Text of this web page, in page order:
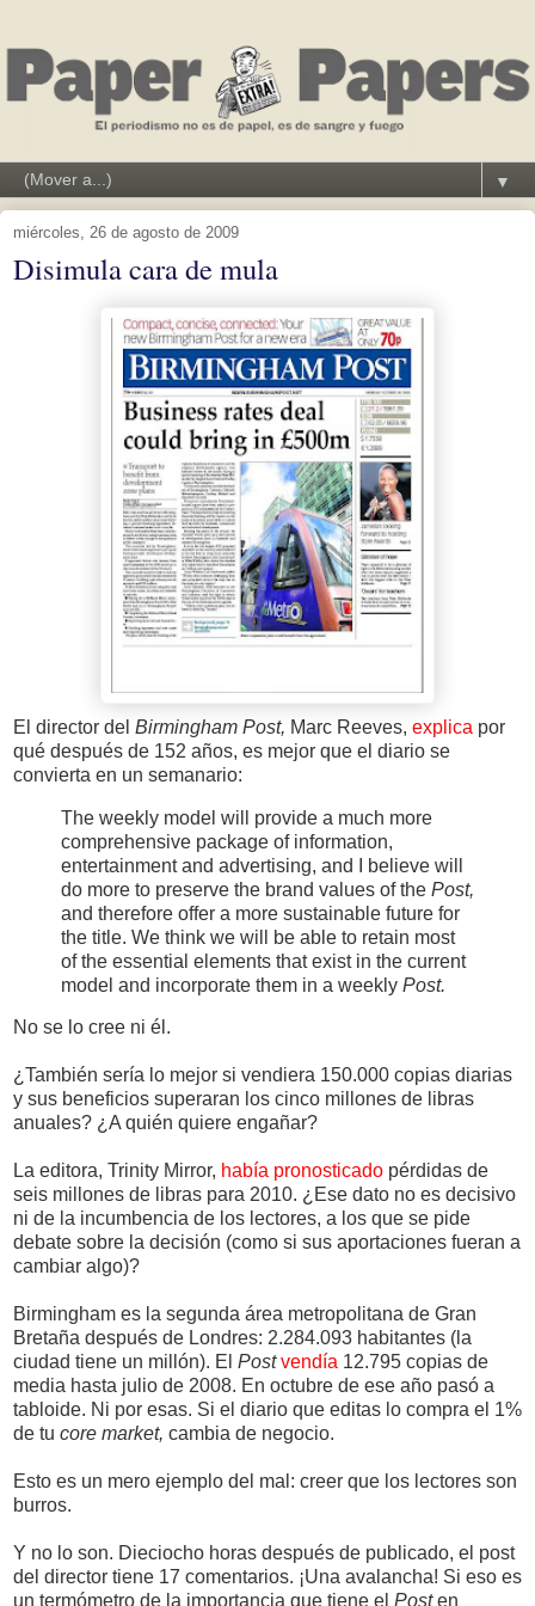
▼
miércoles, 26 de agosto de 2009
Disimula cara de mula
El director del Birmingham Post, Marc Reeves, explica por
qué después de 152 años, es mejor que el diario se
convierta en un semanario:
The weekly model will provide a much more
comprehensive package of information,
entertainment and advertising, and I believe will
do more to preserve the brand values of the Post,
and therefore offer a more sustainable future for
the title. We think we will be able to retain most
of the essential elements that exist in the current
model and incorporate them in a weekly Post.
No se lo cree ni él.
¿También sería lo mejor si vendiera 150.000 copias diarias
y sus beneficios superaran los cinco millones de libras
anuales? ¿A quién quiere engañar?
La editora, Trinity Mirror, había pronosticado pérdidas de
seis millones de libras para 2010. ¿Ese dato no es decisivo
ni de la incumbencia de los lectores, a los que se pide
debate sobre la decisión (como si sus aportaciones fueran a
cambiar algo)?
Birmingham es la segunda área metropolitana de Gran
Bretaña después de Londres: 2.284.093 habitantes (la
ciudad tiene un millón). El Post vendía 12.795 copias de
media hasta julio de 2008. En octubre de ese año pasó a
tabloide. Ni por esas. Si el diario que editas lo compra el 1%
de tu core market, cambia de negocio.
Esto es un mero ejemplo del mal: creer que los lectores son
burros.
Y no lo son. Dieciocho horas después de publicado, el post
del director tiene 17 comentarios. ¡Una avalancha! Si eso es
un termómetro de la importancia que tiene el Posten